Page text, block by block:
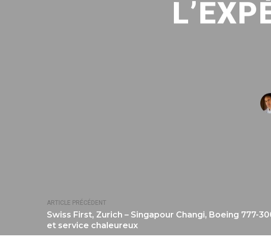
ARTICLE PRÉCÉDENT
Swiss First, Zurich – Singapour Changi, Boeing 777-
et service chaleureux